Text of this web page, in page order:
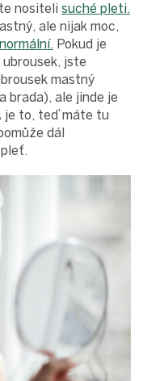
nositeli suché pleti.
ale nijak moc,
normální. Pokud je
jste
mastný
brada), ale jinde je
je to, teď máte tu
dál